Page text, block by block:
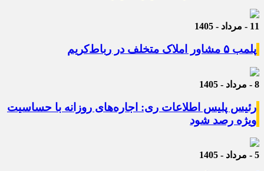
11 - مرداد - 1405
پلمب ۵ مشاور املاک متخلف در رباط‌کریم
8 - مرداد - 1405
رئیس پلیس اطلاعات ری: اجاره‌های روزانه با حساسیت
ویژه رصد شود
5 - مرداد - 1405